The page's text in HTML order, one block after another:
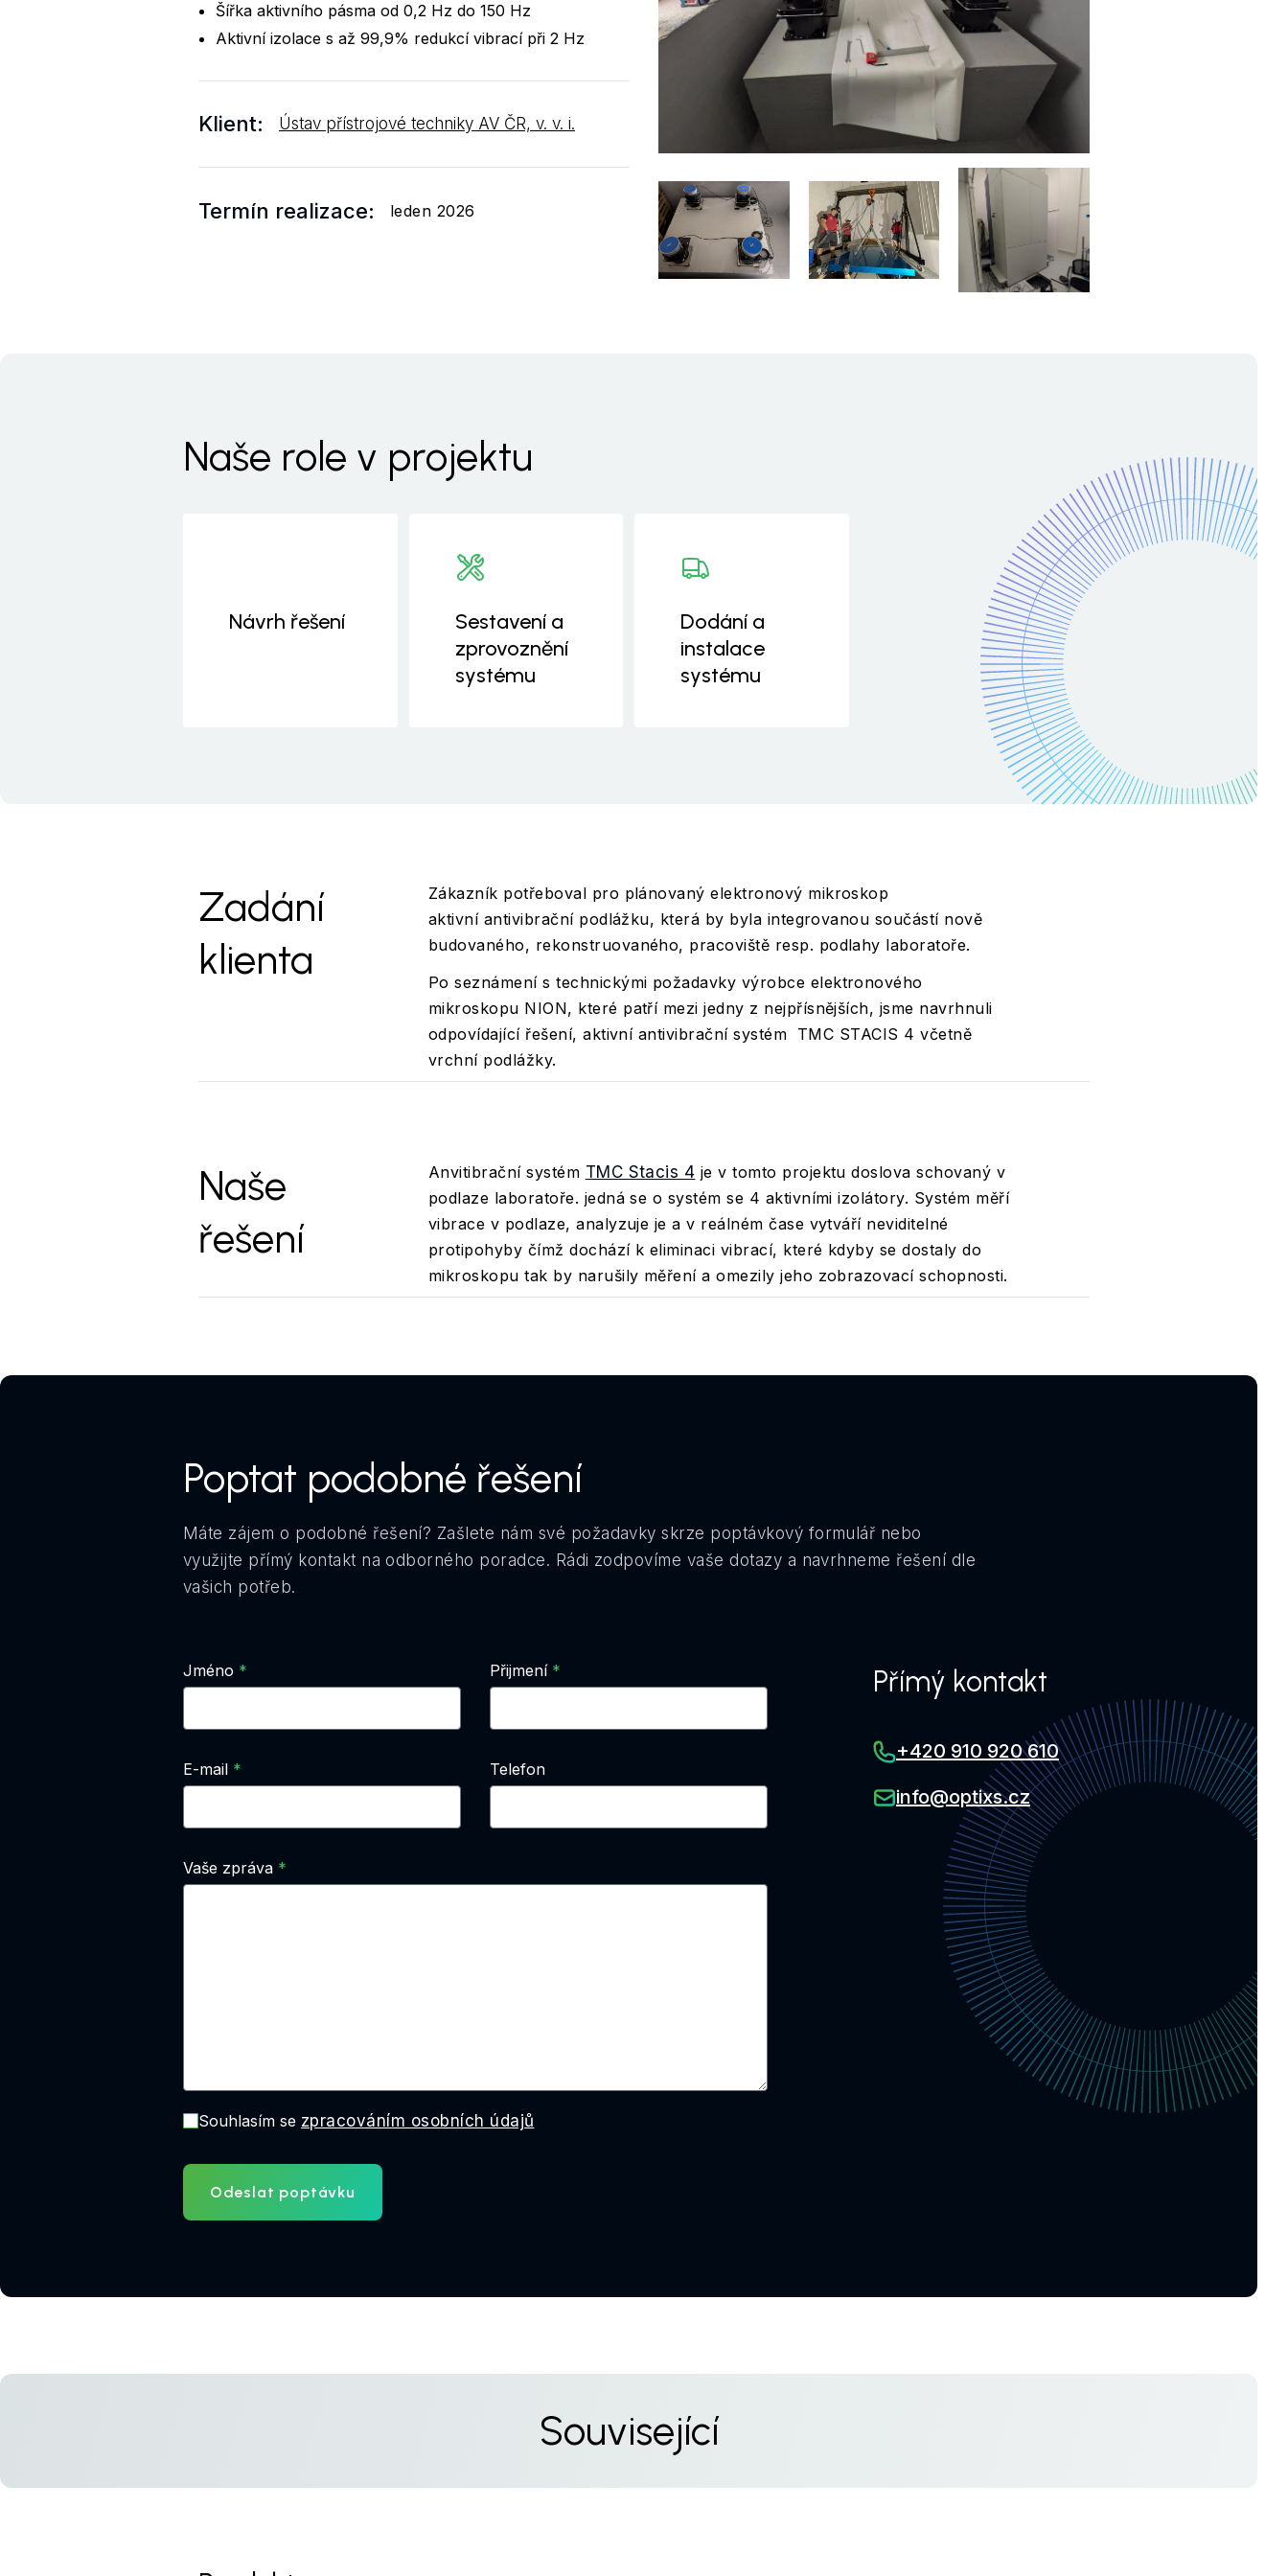
Šířka aktivního pásma od 0,2 Hz do 150 Hz
Aktivní izolace s až 99,9% redukcí vibrací při 2 Hz
Klient: Ústav přístrojové techniky AV ČR, v. v. i.
Termín realizace: leden 2026
Naše role v projektu
Návrh řešení
Sestavení a
zprovoznění
systému
Dodání a
instalace
systému
Zadání
klienta
Zákazník potřeboval pro plánovaný elektronový mikroskop
aktivní antivibrační podlážku, která by byla integrovanou součástí nově
budovaného, rekonstruovaného, pracoviště resp. podlahy laboratoře.
Po seznámení s technickými požadavky výrobce elektronového
mikroskopu NION, které patří mezi jedny z nejpřísnějších, jsme navrhnuli
odpovídající řešení, aktivní antivibrační systém TMC STACIS 4 včetně
vrchní podlážky.
Naše
řešení
Anvitibrační systém TMC Stacis 4 je v tomto projektu doslova schovaný v
podlaze laboratoře. jedná se o systém se 4 aktivními izolátory. Systém měří
vibrace v podlaze, analyzuje je a v reálném čase vytváří neviditelné
protipohyby čímž dochází k eliminaci vibrací, které kdyby se dostaly do
mikroskopu tak by narušily měření a omezily jeho zobrazovací schopnosti.
Poptat podobné řešení
Máte zájem o podobné řešení? Zašlete nám své požadavky skrze poptávkový formulář nebo
využijte přímý kontakt na odborného poradce. Rádi zodpovíme vaše dotazy a navrhneme řešení dle
vašich potřeb.
Jméno Přijmení
E-mail Telefon
Vaše zpráva
Souhlasím se zpracováním osobních údajů
Odeslat poptávku
Přímý kontakt
+420 910 920 610
info@optixs.cz
Související